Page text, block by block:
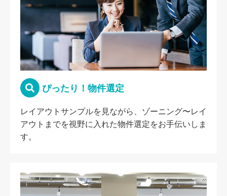
ぴったり！物件選定
レイアウトサンプルを見ながら、ゾーニング〜レイ
アウトまでを視野に入れた物件選定をお手伝いしま
す。